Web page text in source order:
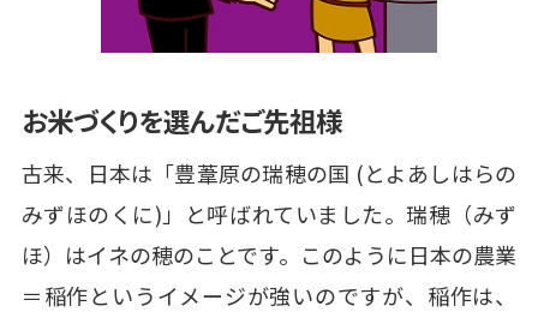
お米づくりを選んだご先祖様
古来、日本は「豊葦原の瑞穂の国 (とよあしはらの
みずほのくに)」と呼ばれていました。瑞穂（みず
ほ）はイネの穂のことです。このように日本の農業
＝稲作というイメージが強いのですが、稲作は、